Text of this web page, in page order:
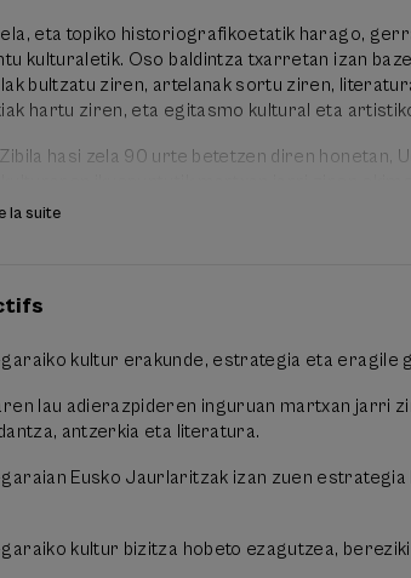
eta topiko historiografikoetatik harago,
kulturaletik. Oso baldintza txarretan izan
bultzatu ziren, artelanak sortu ziren,
hartu ziren, eta egitasmo kultural eta
hasi zela 90 urte betetzen diren honetan,
eta hartu ziren erabakiei buruzko gogoeta
asmoz.
la suite
kultur erakunde, estrategia eta eragile
lau adierazpideren inguruan martxan jarri
antzerkia eta literatura.
Eusko Jaurlaritzak izan zuen
kultur bizitza hobeto ezagutzea,